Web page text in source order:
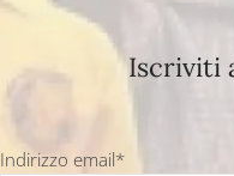
Iscriviti
Indirizzo email*